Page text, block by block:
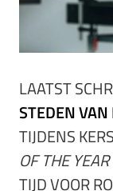
LAATST
STEDEN
TIJDENS
OF THE YEAR
TIJD VOOR